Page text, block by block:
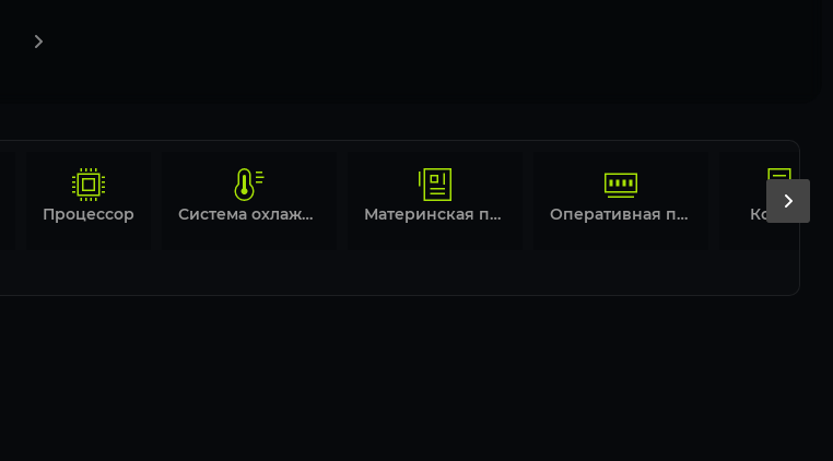
Процессор Система охлаждения Материнская плата Оперативная память Корпус